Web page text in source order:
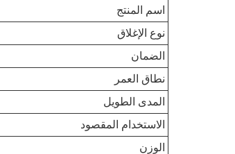
اسم المنتج
نوع الإغلاق
الضمان
نطاق العمر
المدى الطويل
الاستخدام المقصود
الوزن